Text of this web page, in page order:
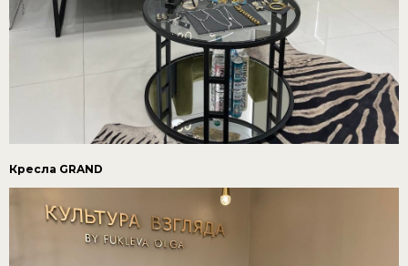
Кресла GRAND